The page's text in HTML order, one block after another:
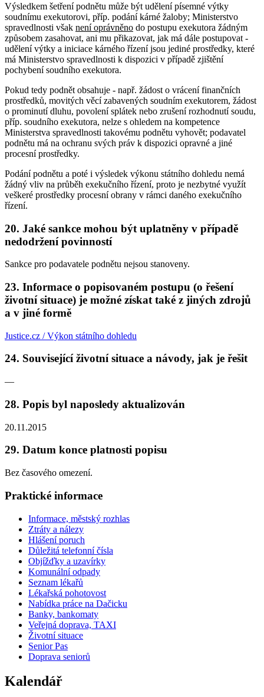
Výsledkem šetření podnětu může být udělení písemné výtky
soudnímu exekutorovi, příp. podání kárné žaloby; Ministerstvo
spravedlnosti však není oprávněno do postupu exekutora žádným
způsobem zasahovat, ani mu přikazovat, jak má dále postupovat -
udělení výtky a iniciace kárného řízení jsou jediné prostředky, které
má Ministerstvo spravedlnosti k dispozici v případě zjištění
pochybení soudního exekutora.
Pokud tedy podnět obsahuje - např. žádost o vrácení finančních
prostředků, movitých věcí zabavených soudním exekutorem, žádost
o prominutí dluhu, povolení splátek nebo zrušení rozhodnutí soudu,
příp. soudního exekutora, nelze s ohledem na kompetence
Ministerstva spravedlnosti takovému podnětu vyhovět; podavatel
podnětu má na ochranu svých práv k dispozici opravné a jiné
procesní prostředky.
Podání podnětu a poté i výsledek výkonu státního dohledu nemá
žádný vliv na průběh exekučního řízení, proto je nezbytné využít
veškeré prostředky procesní obrany v rámci daného exekučního
řízení.
20. Jaké sankce mohou být uplatněny v případě
nedodržení povinností
Sankce pro podavatele podnětu nejsou stanoveny.
23. Informace o popisovaném postupu (o řešení
životní situace) je možné získat také z jiných zdrojů
a v jiné formě
Justice.cz / Výkon státního dohledu
24. Související životní situace a návody, jak je řešit
—
28. Popis byl naposledy aktualizován
20.11.2015
29. Datum konce platnosti popisu
Bez časového omezení.
Praktické informace
Informace, městský rozhlas
Ztráty a nálezy
Hlášení poruch
Důležitá telefonní čísla
Objížďky a uzavírky
Komunální odpady
Seznam lékařů
Lékařská pohotovost
Nabídka práce na Dačicku
Banky, bankomaty
Veřejná doprava, TAXI
Životní situace
Senior Pas
Doprava seniorů
Kalendář